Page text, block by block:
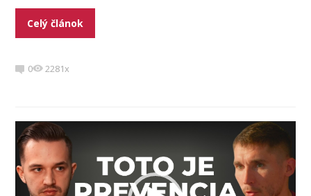
Celý článok
0 2281x
Video
prehrávač